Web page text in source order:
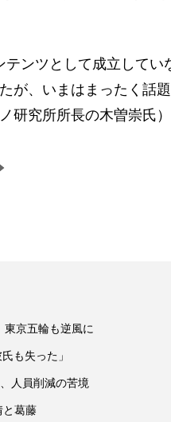
ンツとして成立してい
が、いまはまったく話
研究所所長の木曽崇氏）
京五輪も逆風に
も失った」
人員削減の苦境
葛藤